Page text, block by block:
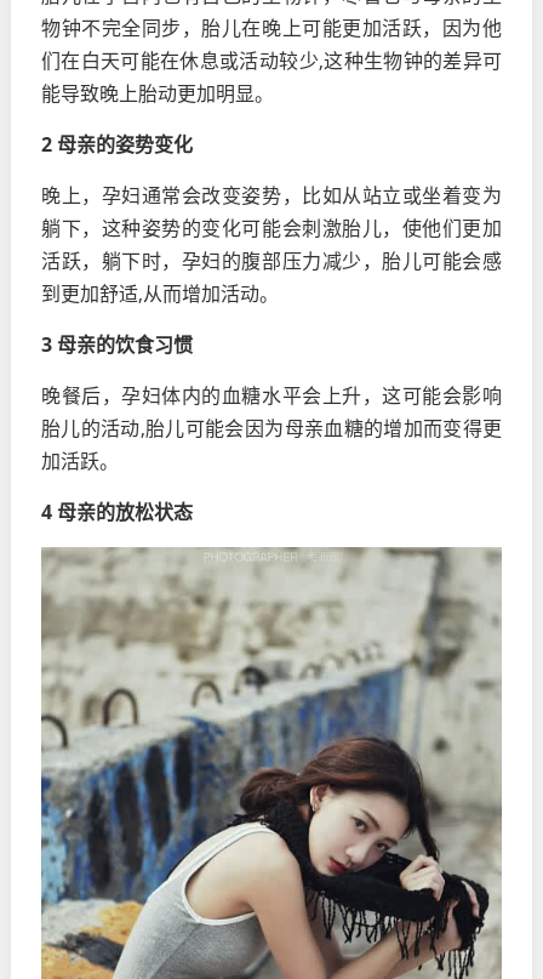
物钟不完全同步，胎儿在晚上可能更加活跃，因为他
们在白天可能在休息或活动较少,这种生物钟的差异可
能导致晚上胎动更加明显。
2 母亲的姿势变化
晚上，孕妇通常会改变姿势，比如从站立或坐着变为
躺下，这种姿势的变化可能会刺激胎儿，使他们更加
活跃，躺下时，孕妇的腹部压力减少，胎儿可能会感
到更加舒适,从而增加活动。
3 母亲的饮食习惯
晚餐后，孕妇体内的血糖水平会上升，这可能会影响
胎儿的活动,胎儿可能会因为母亲血糖的增加而变得更
加活跃。
4 母亲的放松状态